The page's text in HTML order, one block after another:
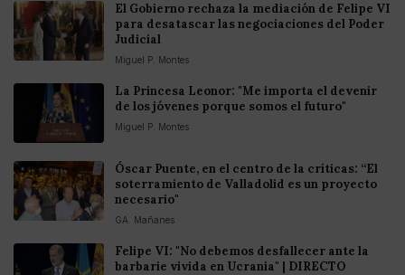
El Gobierno rechaza la mediación de Felipe VI
para desatascar las negociaciones del Poder
Judicial
Miguel P. Montes
La Princesa Leonor: "Me importa el devenir
de los jóvenes porque somos el futuro"
Miguel P. Montes
Óscar Puente, en el centro de la críticas: “El
soterramiento de Valladolid es un proyecto
necesario"
GA. Mañanes
Felipe VI: "No debemos desfallecer ante la
barbarie vivida en Ucrania" | DIRECTO